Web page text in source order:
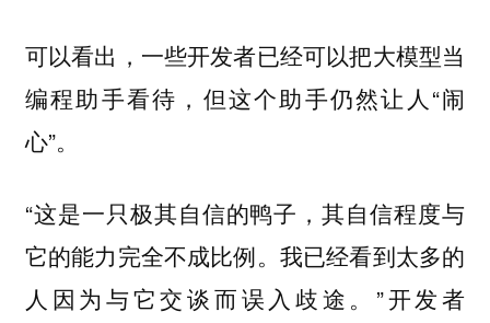
可以看出，一些开发者已经可以把大模型当
编程助手看待，但这个助手仍然让人“闹
心”。
“这是一只极其自信的鸭子，其自信程度与
它的能力完全不成比例。我已经看到太多的
人因为与它交谈而误入歧途。”开发者